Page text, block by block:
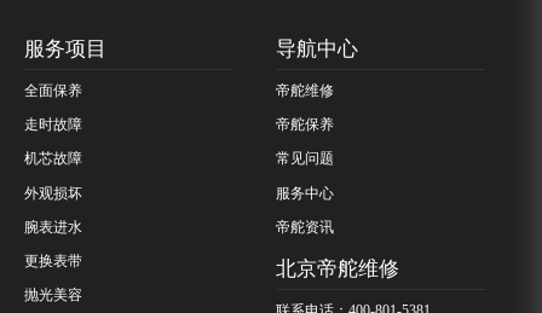
服务项目
全面保养
走时故障
机芯故障
外观损坏
腕表进水
更换表带
抛光美容
导航中心
帝舵维修
帝舵保养
常见问题
服务中心
帝舵资讯
北京帝舵维修